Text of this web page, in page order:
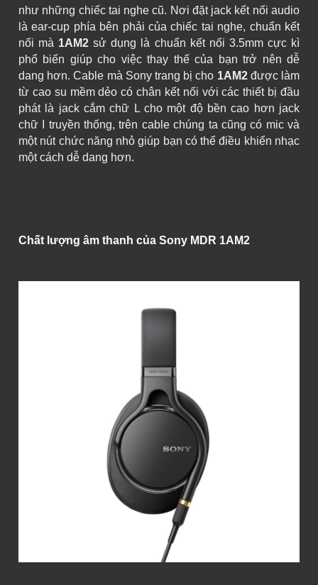
như những chiếc tai nghe cũ. Nơi đặt jack kết nối audio
là ear-cup phía bên phải của chiếc tai nghe, chuẩn kết
nối mà 1AM2 sử dụng là chuẩn kết nối 3.5mm cực kì
phổ biến giúp cho việc thay thế của bạn trở nên dễ
dang hơn. Cable mà Sony trang bị cho 1AM2được làm
từ cao su mềm dẻo có chân kết nối với các thiết bị đầu
phát là jack cắm chữ L cho một độ bền cao hơn jack
chữ I truyền thống, trên cable chúng ta cũng có mic và
một nút chức năng nhỏ giúp bạn có thể điều khiển nhạc
một cách dễ dang hơn.
Chất lượng âm thanh của Sony MDR 1AM2